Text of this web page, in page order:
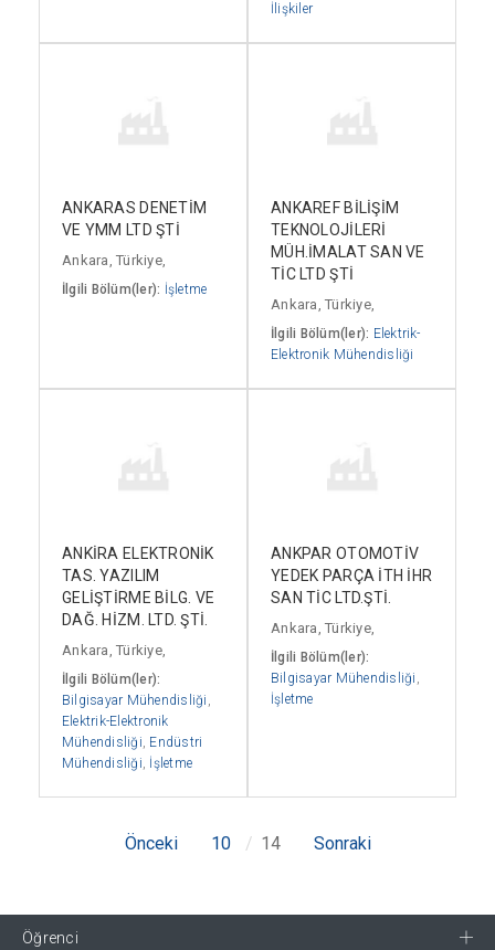
İlişkiler
ANKARAS DENETİM
VE YMM LTD ŞTİ
Ankara, Türkiye,
İlgili Bölüm(ler): İşletme
ANKAREF BİLİŞİM
TEKNOLOJİLERİ
MÜH.İMALAT SAN VE
TİC LTD ŞTİ
Ankara, Türkiye,
İlgili Bölüm(ler): Elektrik-
Elektronik Mühendisliği
ANKİRA ELEKTRONİK
TAS. YAZILIM
GELİŞTİRME BİLG. VE
DAĞ. HİZM. LTD. ŞTİ.
Ankara, Türkiye,
İlgili Bölüm(ler):
Bilgisayar Mühendisliği ,
Elektrik-Elektronik
Mühendisliği, Endüstri
Mühendisliği, İşletme
ANKPAR OTOMOTİV
YEDEK PARÇA İTH İHR
SAN TİC LTD.ŞTİ.
Ankara, Türkiye,
İlgili Bölüm(ler):
Bilgisayar Mühendisliği ,
İşletme
Önceki 10 14 Sonraki
Öğrenci